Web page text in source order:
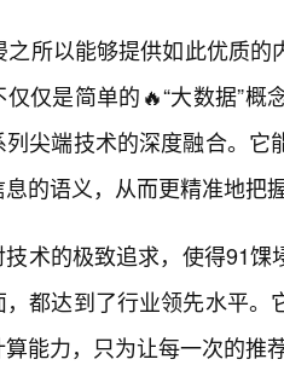
之所以能够提供如此优质
仅仅是简单的🔥“大数据”
列尖端技术的深度融合。
的语义，从而更精准地把
术的极致追求，使得91
都达到了行业领先水平
能力，只为让每一次的推